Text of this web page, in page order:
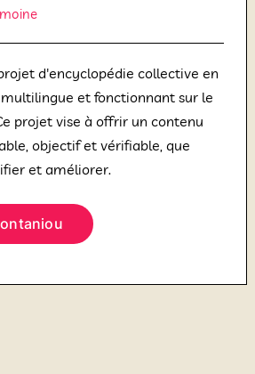
d'encyclopédie collective en
et fonctionnant sur le
projet vise à offrir un contenu
objectif et vérifiable, que
et améliorer.